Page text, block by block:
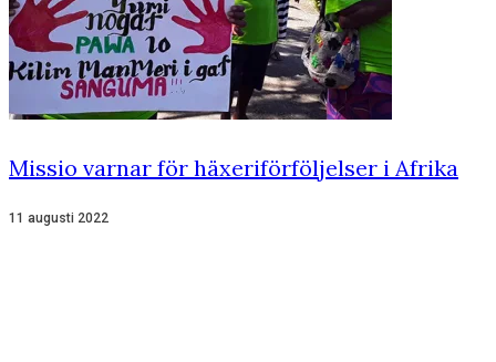
Missio varnar för häxeriförföljelser i Afrika
11 augusti 2022